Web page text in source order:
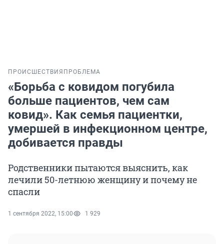
ПРОИСШЕСТВИЯ ПРОБЛЕМА
«Борьба с ковидом погубила
больше пациентов, чем сам
ковид». Как семья пациентки,
умершей в инфекционном центре,
добивается правды
Родственники пытаются выяснить, как
лечили 50-летнюю женщину и почему не
спасли
1 сентября 2022, 15:00 1 929